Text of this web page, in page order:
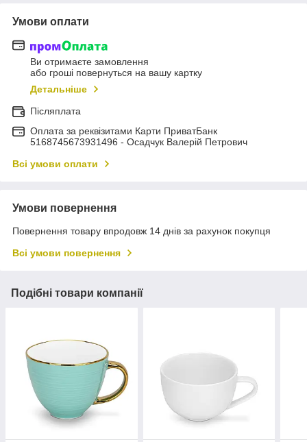
Умови оплати
Ви отримаєте замовлення
або гроші повернуться на вашу картку
Детальніше
Післяплата
Оплата за реквізитами Карти ПриватБанк
5168745673931496 - Осадчук Валерій Петрович
Всі умови оплати
Умови повернення
Повернення товару впродовж 14 днів за рахунок покупця
Всі умови повернення
Подібні товари компанії